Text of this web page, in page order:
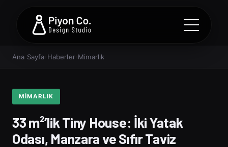
Ana Sayfa Haberler› Mimarlık
MIMARLIK
33 m²’lik Tiny House: İki Yatak
Odası, Manzara ve Sıfır Taviz